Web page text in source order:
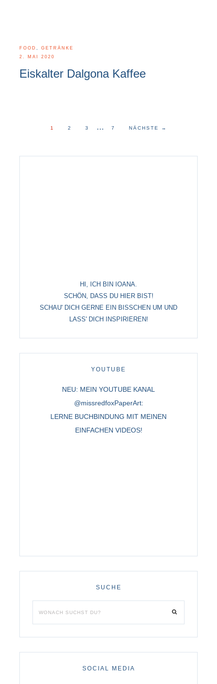
FOOD
GETRÄNKE
2. MAI 2020
Eiskalter Dalgona Kaffee
1 2 3 … 7 NÄCHSTE →
HI, ICH BIN IOANA.
SCHÖN, DASS DU HIER BIST!
SCHAU' DICH GERNE EIN BISSCHEN UM UND
LASS' DICH INSPIRIEREN!
YOUTUBE
NEU: MEIN YOUTUBE KANAL
@missredfoxPaperArt:
LERNE BUCHBINDUNG MIT MEINEN
EINFACHEN VIDEOS!
SUCHE
SOCIAL MEDIA